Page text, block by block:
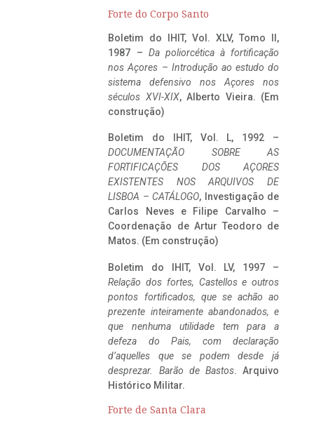
Forte do Corpo Santo
Boletim do IHIT, Vol. XLV, Tomo II,
1987 – Da poliorcética à fortificação
nos Açores – Introdução ao estudo do
sistema defensivo nos Açores nos
séculos XVI-XIX, Alberto Vieira. (Em
construção)
Boletim do IHIT, Vol. L, 1992 –
DOCUMENTAÇÃO SOBRE AS
FORTIFICAÇÕES DOS AÇORES
EXISTENTES NOS ARQUIVOS DE
LISBOA – CATÁLOGO, Investigação de
Carlos Neves e Filipe Carvalho –
Coordenação de Artur Teodoro de
Matos. (Em construção)
Boletim do IHIT, Vol. LV, 1997 –
Relação dos fortes, Castellos e outros
pontos fortificados, que se achão ao
prezente inteiramente abandonados, e
que nenhuma utilidade tem para a
defeza do Pais, com declaração
d’aquelles que se podem desde já
desprezar. Barão de Bastos. Arquivo
Histórico Militar.
Forte de Santa Clara